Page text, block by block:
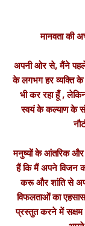
मानवता की
अपनी ओर से, मैंने पहले
के लगभग हर व्यक्ति
भी कर रहा हूँ ,
स्वयं के कल्याण के
मनुष्यों के आंतरिक और
हैं कि मैं अपने विजन
करू और शांति से
विफलताओं का
प्रस्तुत करने में सक्षम